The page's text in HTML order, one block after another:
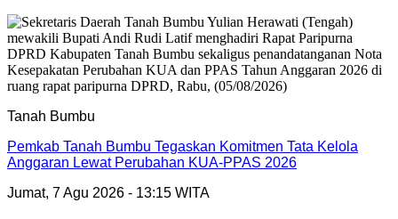
Tanah Bumbu
Pemkab Tanah Bumbu Tegaskan Komitmen Tata Kelola
Anggaran Lewat Perubahan KUA-PPAS 2026
Jumat, 7 Agu 2026 - 13:15 WITA